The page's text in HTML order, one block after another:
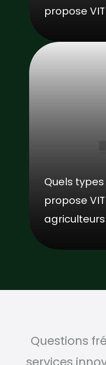
propose
Quels
propose
agriculteurs
Questions